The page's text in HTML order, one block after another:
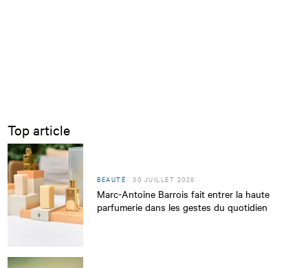
Top article
BEAUTÉ 30 JUILLET 2026
Marc-Antoine Barrois fait entrer la haute
parfumerie dans les gestes du quotidien